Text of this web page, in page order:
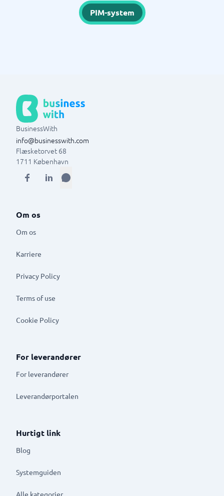
PIM-system
BusinessWith
info@businesswith.com
Flæsketorvet 68
1711 København
Om os
Om os
Karriere
Privacy Policy
Terms of use
Cookie Policy
For leverandører
For leverandører
Leverandørportalen
Hurtigt link
Blog
Systemguiden
Alle kategorier